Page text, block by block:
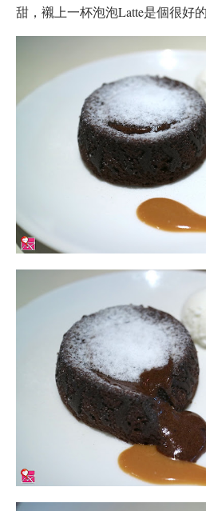
甜，襯上一杯泡泡Latte是個很好